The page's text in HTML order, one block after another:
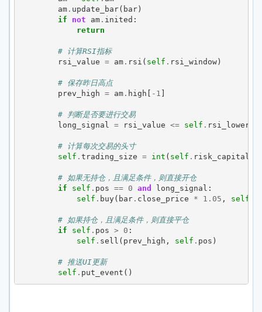
am. update_bar( bar)
if
not am. inited :
return
# 计算RSI指标
rsi_value = am. rsi ( self . rsi_window)
# 保存昨日高点
prev_high = am. high - 1
# 判断是否要进行交易
long_signal = rsi_value <= self . rsi_lower
# 计算每次交易的头寸
self . trading_size = int ( self . risk_capital
# 如果无持仓，且满足条件，则直接开仓
if
self . pos == 0 and long_signal :
self . buy( bar. close_price * 1.05 , self
# 如果持仓，且满足条件，则直接平仓
if
self . pos > 0 :
self . sell ( prev_high , self . pos )
# 推送UI更新
self . put_event ()